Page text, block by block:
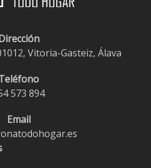
Vitoria-Gasteiz, Álava
573 894
Email